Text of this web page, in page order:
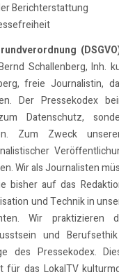
Berichterstattung
Schallenberg, Inh.
freie Journalistin,
Der Pressekodex
Datenschutz,
Zum Zweck
Wir als Journalisten
bisher auf das
und Technik in
Wir praktizieren
und
des Pressekodex.
für das LokalTV